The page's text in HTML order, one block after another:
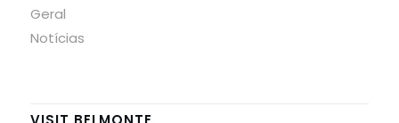
Geral
Notícias